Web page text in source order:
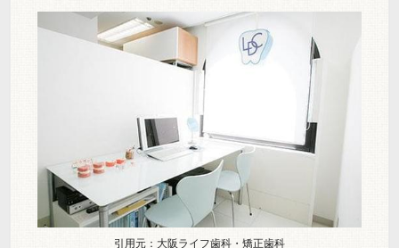
引用元：大阪ライフ歯科・矯正歯科